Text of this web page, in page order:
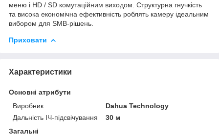
меню і HD / SD комутаційним виходом. Структурна гнучкість
та висока економічна ефективність роблять камеру ідеальним
вибором для SMB-рішень.
Приховати
Характеристики
Основні атрибути
Виробник
Dahua Technology
Дальність ІЧ-підсвічування
30 м
Загальні